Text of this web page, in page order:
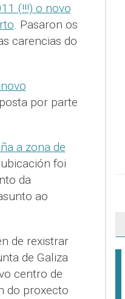
(!!!) o novo
. Pasaron os
carencias do
por parte
a zona de
foi
da
ao
de rexistrar
de Galiza
centro de
do proxecto